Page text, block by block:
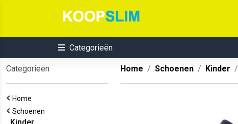
Categorieën
Categorieën
Home
Schoenen
Home Schoenen Kinder